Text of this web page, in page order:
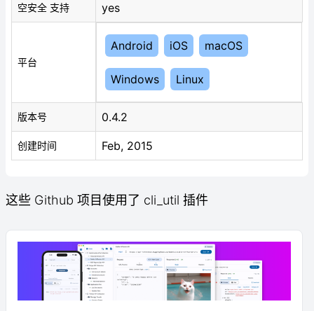
空安全 支持 yes
平台
Android iOS macOS
Windows Linux
版本号 0.4.2
创建时间 Feb, 2015
这些 Github 项目使用了 cli_util 插件